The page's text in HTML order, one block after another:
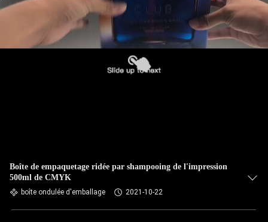
Boîte de empaquetage ridée par shampooing de l'impression
500ml de CMYK
boîte ondulée d'emballage 2021-10-22